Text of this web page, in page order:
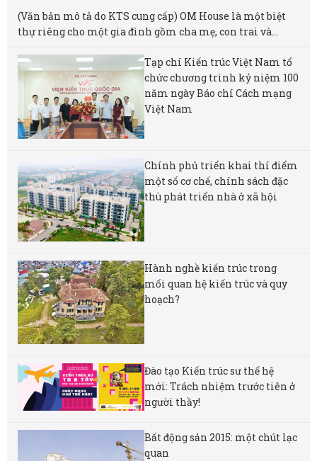
(Văn bản mô tả do KTS cung cấp) OM House là một biệt
thự riêng cho một gia đình gồm cha mẹ, con trai và...
Tạp chí Kiến trúc Việt Nam tổ
chức chương trình kỷ niệm 100
năm ngày Báo chí Cách mạng
Việt Nam
Chính phủ triển khai thí điểm
một số cơ chế, chính sách đặc
thù phát triển nhà ở xã hội
Hành nghề kiến trúc trong
mối quan hệ kiến trúc và quy
hoạch?
Đào tạo Kiến trúc sư thế hệ
mới: Trách nhiệm trước tiên ở
người thầy!
Bất động sản 2015: một chút lạc
quan